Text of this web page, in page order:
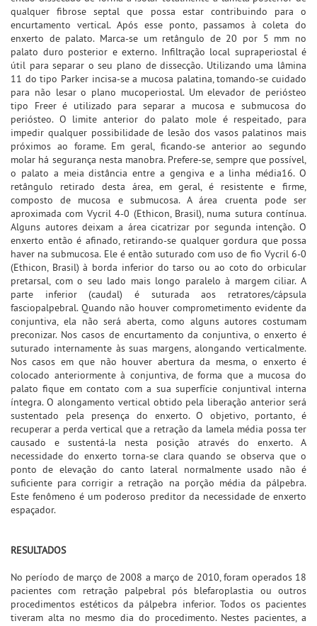
qualquer fibrose septal que possa estar contribuindo para o
encurtamento vertical. Após esse ponto, passamos à coleta do
enxerto de palato. Marca-se um retângulo de 20 por 5 mm no
palato duro posterior e externo. Infiltração local supraperiostal é
útil para separar o seu plano de dissecção. Utilizando uma lâmina
11 do tipo Parker incisa-se a mucosa palatina, tomando-se cuidado
para não lesar o plano mucoperiostal. Um elevador de periósteo
tipo Freer é utilizado para separar a mucosa e submucosa do
periósteo. O limite anterior do palato mole é respeitado, para
impedir qualquer possibilidade de lesão dos vasos palatinos mais
próximos ao forame. Em geral, ficando-se anterior ao segundo
molar há segurança nesta manobra. Prefere-se, sempre que possível,
o palato a meia distância entre a gengiva e a linha média16. O
retângulo retirado desta área, em geral, é resistente e firme,
composto de mucosa e submucosa. A área cruenta pode ser
aproximada com Vycril 4-0 (Ethicon, Brasil), numa sutura contínua.
Alguns autores deixam a área cicatrizar por segunda intenção. O
enxerto então é afinado, retirando-se qualquer gordura que possa
haver na submucosa. Ele é então suturado com uso de fio Vycril 6-0
(Ethicon, Brasil) à borda inferior do tarso ou ao coto do orbicular
pretarsal, com o seu lado mais longo paralelo à margem ciliar. A
parte inferior (caudal) é suturada aos retratores/cápsula
fasciopalpebral. Quando não houver comprometimento evidente da
conjuntiva, ela não será aberta, como alguns autores costumam
preconizar. Nos casos de encurtamento da conjuntiva, o enxerto é
suturado internamente às suas margens, alongando verticalmente.
Nos casos em que não houver abertura da mesma, o enxerto é
colocado anteriormente à conjuntiva, de forma que a mucosa do
palato fique em contato com a sua superfície conjuntival interna
íntegra. O alongamento vertical obtido pela liberação anterior será
sustentado pela presença do enxerto. O objetivo, portanto, é
recuperar a perda vertical que a retração da lamela média possa ter
causado e sustentá-la nesta posição através do enxerto. A
necessidade do enxerto torna-se clara quando se observa que o
ponto de elevação do canto lateral normalmente usado não é
suficiente para corrigir a retração na porção média da pálpebra.
Este fenômeno é um poderoso preditor da necessidade de enxerto
espaçador.
RESULTADOS
No período de março de 2008 a março de 2010, foram operados 18
pacientes com retração palpebral pós blefaroplastia ou outros
procedimentos estéticos da pálpebra inferior. Todos os pacientes
tiveram alta no mesmo dia do procedimento. Nestes pacientes, a